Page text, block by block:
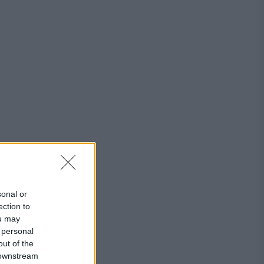
or
to
may
of the